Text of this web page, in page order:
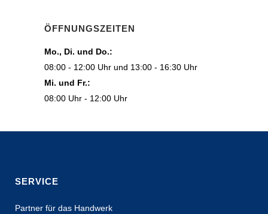
ÖFFNUNGSZEITEN
Mo., Di. und Do.:
08:00 - 12:00 Uhr und 13:00 - 16:30 Uhr
Mi. und Fr.:
08:00 Uhr - 12:00 Uhr
SERVICE
Partner für das Handwerk